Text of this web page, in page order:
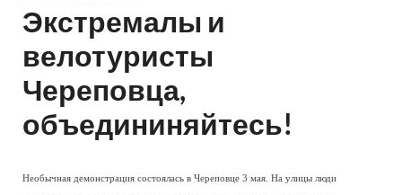
Экстремалы и
велотуристы
Череповца,
объедининяйтесь!
Необычная демонстрация состоялась в Череповце 3 мая. На улицы люди